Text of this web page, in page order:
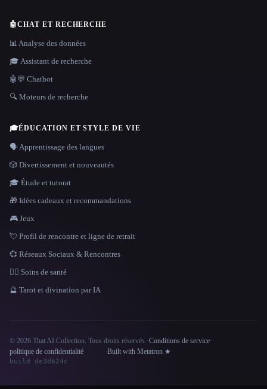
🤖CHAT ET RECHERCHE
📊 Analyse des données
🎓 Assistant de recherche
🤖💬 Chatbot
🔍 Moteurs de recherche
🎓ÉDUCATION ET STYLE DE VIE
🗣️ Apprentissage des langues
🎲 Divertissement et nouveautés
🎓 Étude et tutorat
🎁 Idées cadeaux et recommandations
🎮 Jeux
💘 Profil de rencontre et ligne de retrait
💞 Réseaux Sociaux & Rencontres
👩‍⚕️ Soins de santé
🔮 Tarot et divination par IA
Site information
© 2026 That AI Collection. Tous droits réservés.·Conditions de service·
politique de confidentialité· ·Built with Metatron ★
build de3d624c